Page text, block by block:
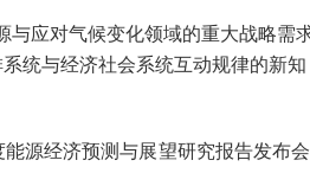
与应对气候变化领域的重大战略需
系统与经济社会系统互动规律的新
能源经济预测与展望研究报告发布